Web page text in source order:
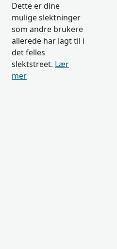
Dette er dine
mulige slektninger
som andre brukere
allerede har lagt til i
det felles
slektstreet. Lær
mer